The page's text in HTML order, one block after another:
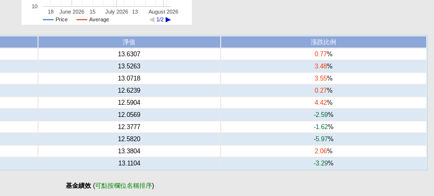
Price Average 1/2
June 2026 July 2026 August 2026
18 15 13
10
淨值
漲跌比例
13.6307 0.77%
13.5263 3.48%
13.0718 3.55%
12.6239 0.27%
12.5904 4.42%
12.0569 -2.59%
12.3777 -1.62%
12.5820 -5.97%
13.3804 2.06%
13.1104 -3.29%
基金績效(可點按欄位名稱排序)